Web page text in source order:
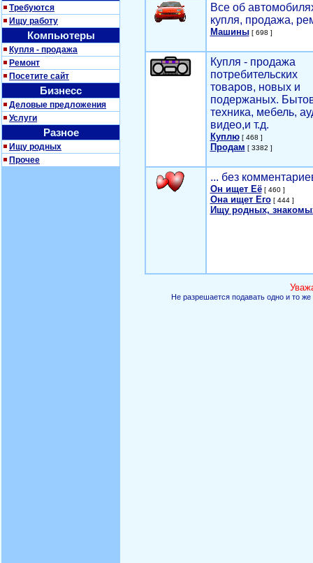
Требуются
Ищу работу
Компьютеры
Купля - продажа
Ремонт
Посетите сайт
Бизнесс
Деловые предложения
Услуги
Разное
Ищу родных
Прочее
Все об
купля, продажа,
Машины[ 698 ]
Купля - продажа
потребительских
товаров, новых и
подержаных.
техника, мебель,
видео,и т.д.
Куплю[ 468 ]
Продам [ 3382 ]
... без
Он ищет Её[ 460 ]
Она ищет Его[ 444 ]
Ищу родных,
Не разрешается подавать одно и то